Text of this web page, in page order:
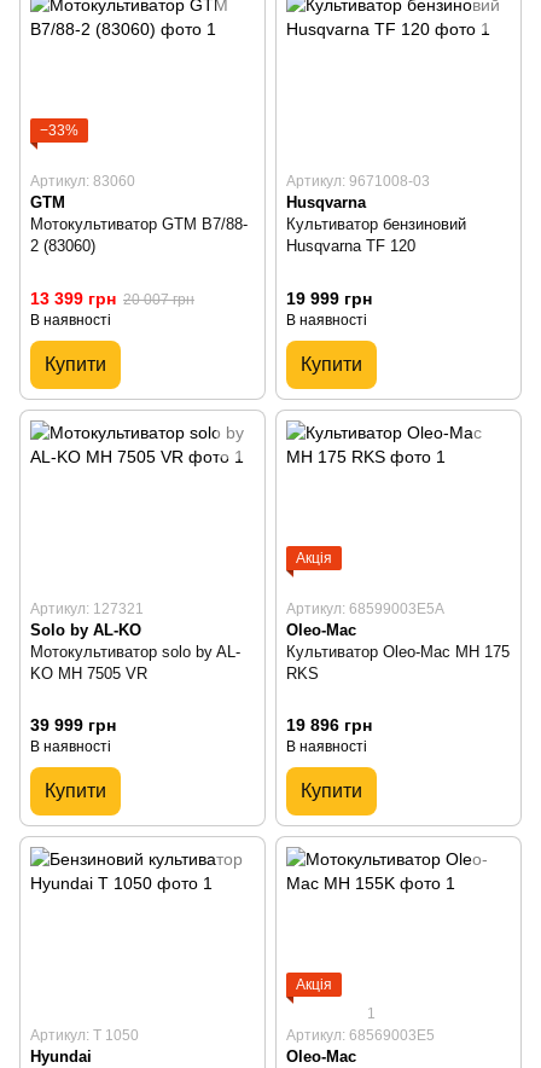
−33%
Артикул: 83060
GTM
Мотокультиватор GTM B7/88-
2 (83060)
13 399 грн 20 007 грн
В наявності
Купити
Артикул: 9671008-03
Husqvarna
Культиватор бензиновий
Husqvarna TF 120
19 999 грн
В наявності
Купити
Артикул: 127321
Solo by AL-KO
Мотокультиватор solo by AL-
KO MH 7505 VR
39 999 грн
В наявності
Купити
Акція
Артикул: 68599003E5A
Oleo-Mac
Культиватор Oleo-Mac MH 175
RKS
19 896 грн
В наявності
Купити
Артикул: T 1050
Hyundai
Акція
1
Артикул: 68569003E5
Oleo-Mac